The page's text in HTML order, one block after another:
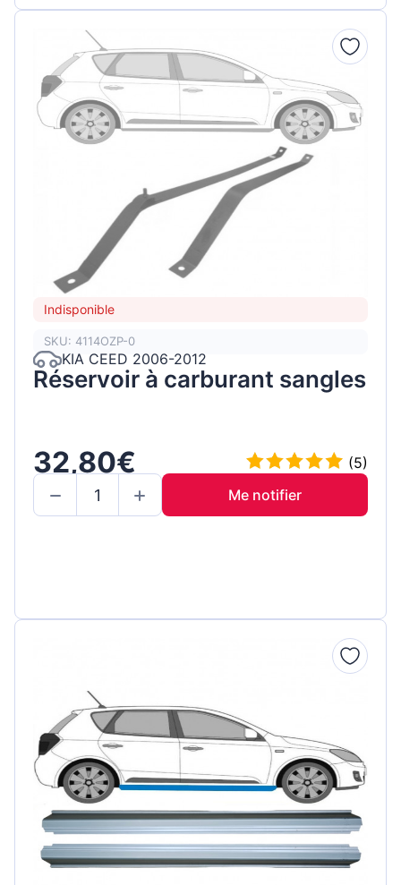
Indisponible
SKU: 4114OZP-0
KIA CEED 2006-2012
Réservoir à carburant sangles
32,80€
(5)
Me notifier